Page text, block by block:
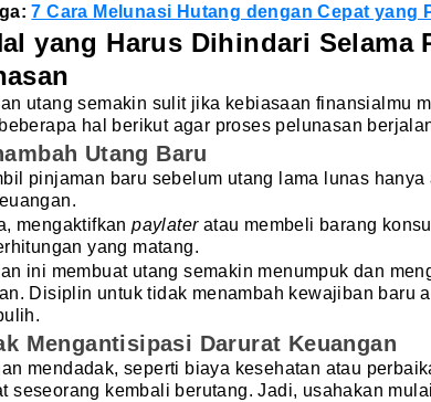
7 Cara Melunasi Hutang dengan Cepat yang
yang Harus Dihindari Selama
utang semakin sulit jika kebiasaan finansialmu
hal berikut agar proses pelunasan
Utang Baru
pinjaman baru sebelum utang lama lunas hanya
mengaktifkanpaylateratau membeli barang
yang matang.
ini membuat utang semakin menumpuk dan
Disiplin untuk tidak menambah kewajiban baru
Mengantisipasi Darurat Keuangan
mendadak, seperti biaya kesehatan atau
seseorang kembali berutang. Jadi, usahakan